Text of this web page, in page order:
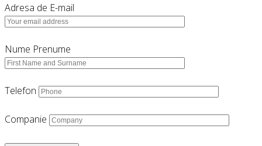
Adresa de E-mail
Nume Prenume
Telefon
Companie